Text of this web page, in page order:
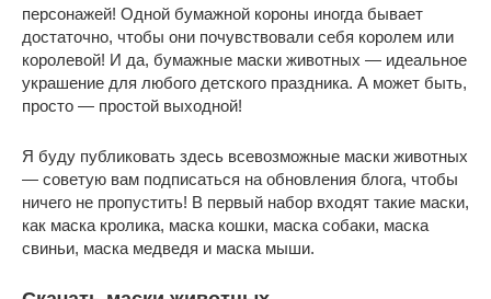
персонажей! Одной бумажной короны иногда бывает
достаточно, чтобы они почувствовали себя королем или
королевой! И да, бумажные маски животных — идеальное
украшение для любого детского праздника. А может быть,
просто — простой выходной!
Я буду публиковать здесь всевозможные маски животных
— советую вам подписаться на обновления блога, чтобы
ничего не пропустить! В первый набор входят такие маски,
как маска кролика, маска кошки, маска собаки, маска
свиньи, маска медведя и маска мыши.